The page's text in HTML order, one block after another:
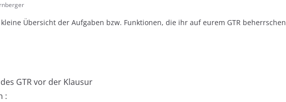
Übersicht der Aufgaben bzw. Funktionen, die ihr auf eurem GTR beherrschen
GTR vor der Klausur
: